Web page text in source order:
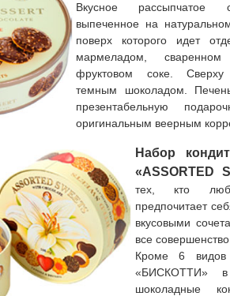
Вкусное рассыпчатое
выпеченное на
поверх которого идет
мармеладом,
фруктовом соке.
темным шоколадом.
презентабельную
оригинальным веерным
Набор
«ASSORTED
тех, кто
предпочитает
вкусовыми
все совершенство.
Кроме 6 видов
«БИСКОТТИ»
шоколадные